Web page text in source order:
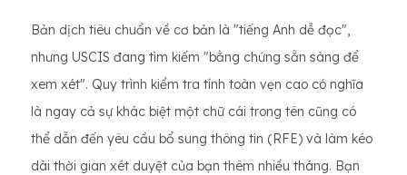
Bản dịch tiêu chuẩn về cơ bản là "tiếng Anh dễ đọc",
nhưng USCIS đang tìm kiếm "bằng chứng sẵn sàng để
xem xét". Quy trình kiểm tra tính toàn vẹn cao có nghĩa
là ngay cả sự khác biệt một chữ cái trong tên cũng có
thể dẫn đến yêu cầu bổ sung thông tin (RFE) và làm kéo
dài thời gian xét duyệt của bạn thêm nhiều tháng. Bạn